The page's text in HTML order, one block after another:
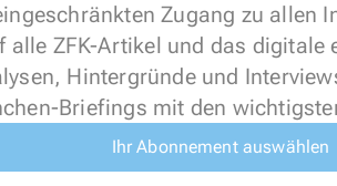
Zugang zu allen
ZFK-Artikel und das digitale
Hintergründe und
Briefings mit den
Ihr Abonnement auswählen